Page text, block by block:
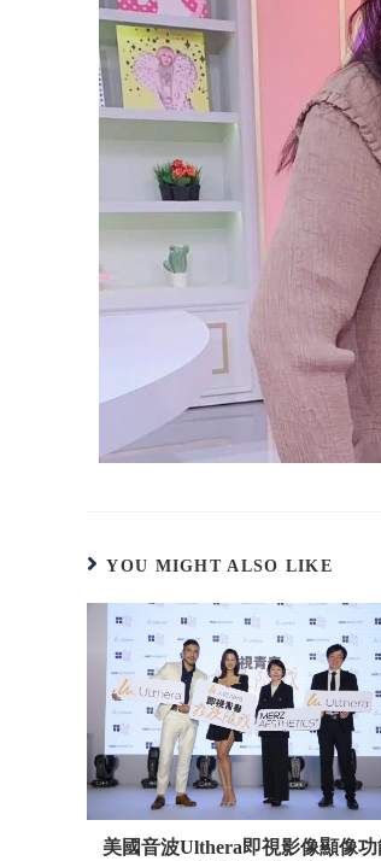
YOU MIGHT ALSO LIKE
美國音波Ulthera即視影像顯像功